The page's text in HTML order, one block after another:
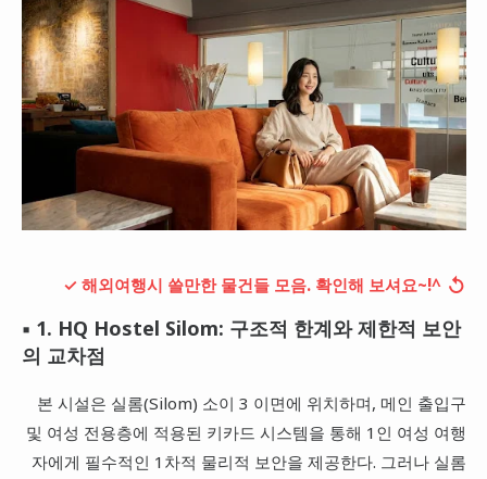
✓ 해외여행시 쓸만한 물건들 모음. 확인해 보셔요~!^ ↺
▪ 1. HQ Hostel Silom: 구조적 한계와 제한적 보안
의 교차점
본 시설은 실롬(Silom) 소이 3 이면에 위치하며, 메인 출입구
및 여성 전용층에 적용된 키카드 시스템을 통해 1인 여성 여행
자에게 필수적인 1차적 물리적 보안을 제공한다. 그러나 실롬